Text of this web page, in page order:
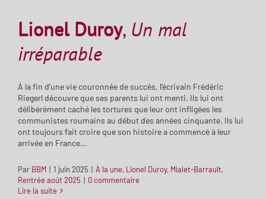
Lionel Duroy, Un mal
irréparable
À la fin d’une vie couronnée de succès, l’écrivain Frédéric
Riegerl découvre que ses parents lui ont menti. Ils lui ont
délibérément caché les tortures que leur ont infligées les
communistes roumains au début des années cinquante. Ils lui
ont toujours fait croire que son histoire a commencé à leur
arrivée en France...
Par BBM | 1 juin 2025 | À la une, Lionel Duroy, Mialet-Barrault,
Rentrée août 2025 | 0 commentaire
Lire la suite